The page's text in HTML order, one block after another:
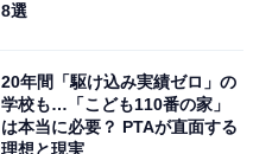
8選
20年間「駆け込み実績ゼロ」の
学校も…「こども110番の家」
は本当に必要？ PTAが直面する
理想と現実